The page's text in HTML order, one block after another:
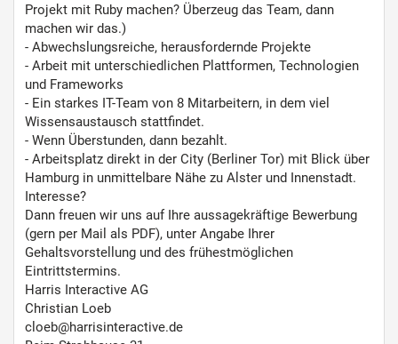
Projekt mit Ruby machen? Überzeug das Team, dann
machen wir das.)
- Abwechslungsreiche, herausfordernde Projekte
- Arbeit mit unterschiedlichen Plattformen, Technologien
und Frameworks
- Ein starkes IT-Team von 8 Mitarbeitern, in dem viel
Wissensaustausch stattfindet.
- Wenn Überstunden, dann bezahlt.
- Arbeitsplatz direkt in der City (Berliner Tor) mit Blick über
Hamburg in unmittelbare Nähe zu Alster und Innenstadt.
Interesse?
Dann freuen wir uns auf Ihre aussagekräftige Bewerbung
(gern per Mail als PDF), unter Angabe Ihrer
Gehaltsvorstellung und des frühestmöglichen
Eintrittstermins.
Harris Interactive AG
Christian Loeb
cloeb@harrisinteractive.de